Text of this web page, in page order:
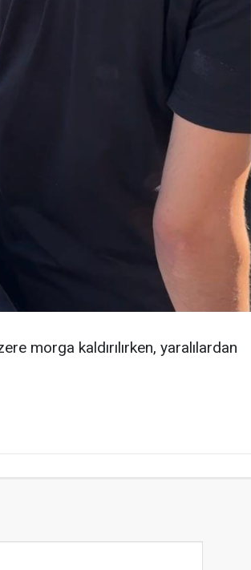
morga kaldırılırken, yaralılardan